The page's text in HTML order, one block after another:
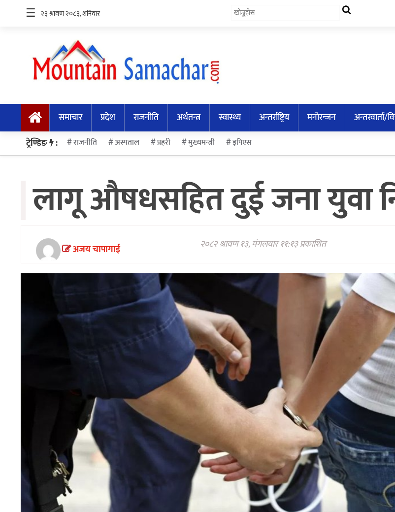
समाचार
प्रदेश
राजनीति
अर्थतन्त्र
अन्तर्राष्ट्रिय
मनोरन्जन
विचार
खेलकुद
थप
☰
समाचार प्रदेश राजनीति अर्थतन्त्र स्वास्थ्य अन्तर्राष्ट्रिय मनोरन्जन अन्तरवार्ता/
ट्रेण्डिङ : राजनीति अस्पताल प्रहरी मुख्यमन्त्री इपिएस
लागू औषधसहित दुई जना युवा
अजय चापागाई २०८२ श्रावण १३, मंगलवार ११:१३ प्रकाशित